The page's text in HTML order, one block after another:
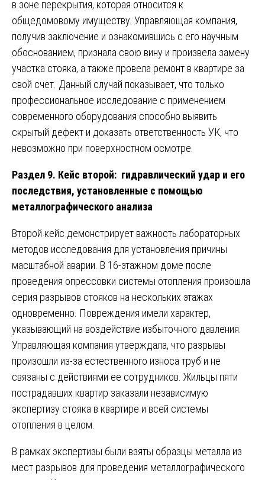
в зоне перекрытия, которая относится к
общедомовому имуществу. Управляющая компания,
получив заключение и ознакомившись с его научным
обоснованием, признала свою вину и произвела замену
участка стояка, а также провела ремонт в квартире за
свой счет. Данный случай показывает, что только
профессиональное исследование с применением
современного оборудования способно выявить
скрытый дефект и доказать ответственность УК, что
невозможно при поверхностном осмотре.
Раздел 9. Кейс второй: гидравлический удар и его
последствия, установленные с помощью
металлографического анализа
Второй кейс демонстрирует важность лабораторных
методов исследования для установления причины
масштабной аварии. В 16-этажном доме после
проведения опрессовки системы отопления произошла
серия разрывов стояков на нескольких этажах
одновременно. Повреждения имели характер,
указывающий на воздействие избыточного давления.
Управляющая компания утверждала, что разрывы
произошли из-за естественного износа труб и не
связаны с действиями ее сотрудников. Жильцы пяти
пострадавших квартир заказали независимую
экспертизу стояка в квартире и всей системы
отопления в целом.
В рамках экспертизы были взяты образцы металла из
мест разрывов для проведения металлографического